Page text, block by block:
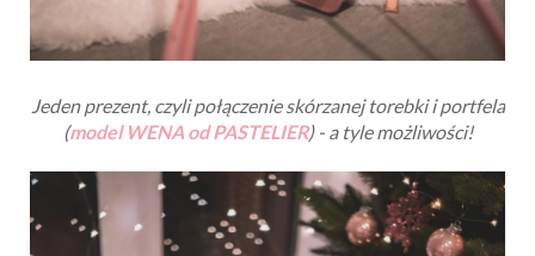
Jeden prezent, czyli połączenie skórzanej torebki i portfela
(model WENA od PASTELIER) - a tyle możliwości!